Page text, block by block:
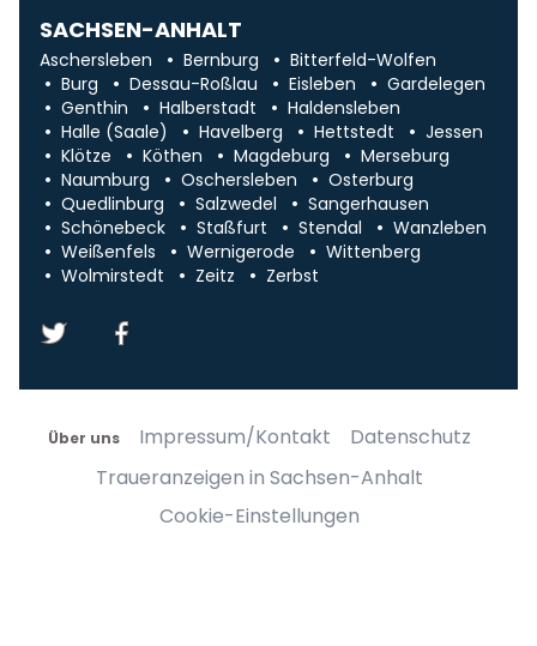
SACHSEN-ANHALT
Aschersleben Bernburg
Bitterfeld-Wolfen
Burg
Dessau-Roßlau Eisleben
Gardelegen
Genthin
Halberstadt
Haldensleben
Halle (Saale)
Havelberg Hettstedt
Jessen
Klötze
Köthen Magdeburg
Merseburg
Naumburg
Oschersleben
Osterburg
Quedlinburg
Salzwedel
Sangerhausen
Schönebeck
Staßfurt Stendal
Wanzleben
Weißenfels
Wernigerode
Wittenberg
Wolmirstedt
Zeitz Zerbst
Über uns Impressum/Kontakt
Datenschutz
Traueranzeigen in Sachsen-Anhalt
Cookie-Einstellungen